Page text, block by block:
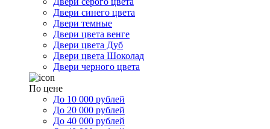
Двери синего цвета
Двери темные
Двери цвета венге
Двери цвета Дуб
Двери цвета Шоколад
Двери черного цвета
По цене
До 10 000 рублей
До 20 000 рублей
До 40 000 рублей